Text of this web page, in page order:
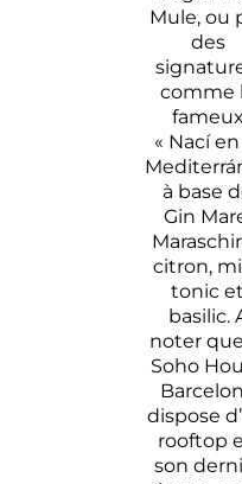
Mule, ou
des
comme
fameux
« Nací en
à base
Gin
citron,
tonic et
basilic.
noter
Soho
dispose
rooftop
son